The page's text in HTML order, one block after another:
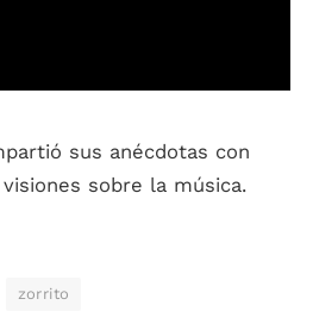
sus anécdotas con
sobre la música.
zorrito